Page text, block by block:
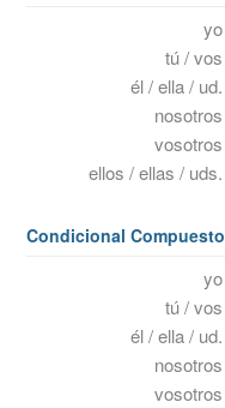
yo
tú / vos
él / ella / ud.
nosotros
vosotros
ellos / ellas / uds.
Condicional Compuesto
yo
tú / vos
él / ella / ud.
nosotros
vosotros